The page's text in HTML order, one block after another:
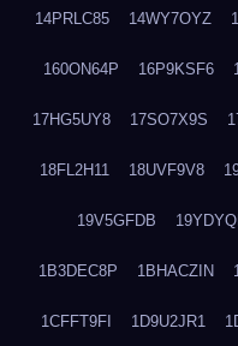
14PRLC85 14WY7OYZ
160ON64P 16P9KSF6
17HG5UY8 17SO7X9S
18FL2H11 18UVF9V8
19V5GFDB
1B3DEC8P 1BHACZIN
1CFFT9FI 1D9U2JR1